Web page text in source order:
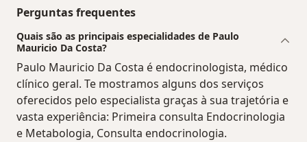
Perguntas frequentes
Quais são as principais especialidades de Paulo
Mauricio Da Costa?
Paulo Mauricio Da Costa é endocrinologista, médico
clínico geral. Te mostramos alguns dos serviços
oferecidos pelo especialista graças à sua trajetória e
vasta experiência: Primeira consulta Endocrinologia
e Metabologia, Consulta endocrinologia.